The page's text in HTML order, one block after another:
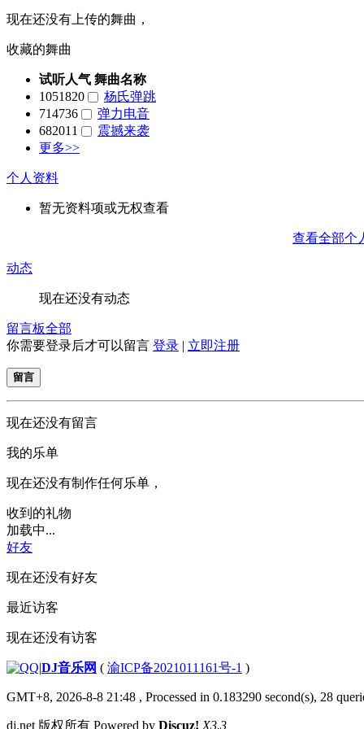
现在还没有上传的舞曲，
收藏的舞曲
试听人气 舞曲名称
1051820
杨氏弹跳
714736
弹力电音
682011
震撼来袭
更多>>
个人资料
暂无资料项或无权查看
查看全部个
动态
现在还没有动态
留言板全部
你需要登录后才可以留言 登录 | 立即注册
留言
现在还没有留言
我的乐单
现在还没有制作任何乐单，
收到的礼物
加载中...
好友
现在还没有好友
最近访客
现在还没有访客
|DJ音乐网 ( 渝ICP备2021011161号-1 )
GMT+8, 2026-8-8 21:48 , Processed in 0.183290 second(s), 28
dj.net 版权所有 Powered by Discuz! X3.3